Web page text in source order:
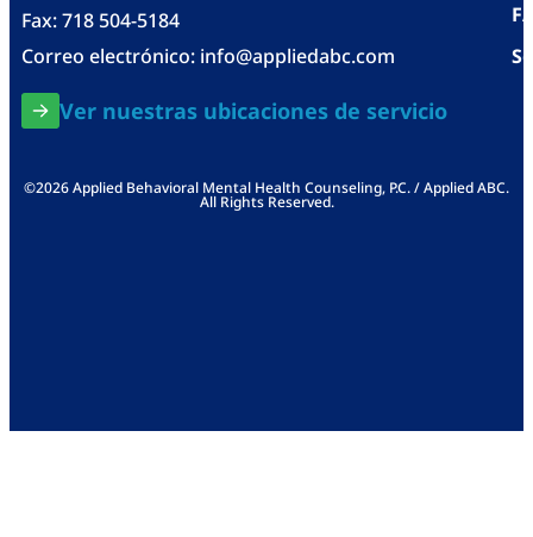
Fax: 718 504-5184
Correo electrónico: info@appliedabc.com
Ver nuestras ubicaciones de servicio
©2026 Applied Behavioral Mental Health Counseling, P.C. / Applied ABC.
All Rights Reserved.